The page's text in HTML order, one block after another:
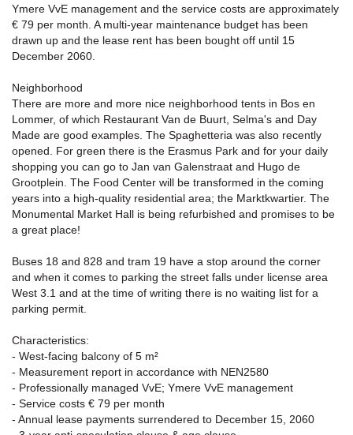
Ymere VvE management and the service costs are approximately
€ 79 per month. A multi-year maintenance budget has been
drawn up and the lease rent has been bought off until 15
December 2060.
Neighborhood
There are more and more nice neighborhood tents in Bos en
Lommer, of which Restaurant Van de Buurt, Selma's and Day
Made are good examples. The Spaghetteria was also recently
opened. For green there is the Erasmus Park and for your daily
shopping you can go to Jan van Galenstraat and Hugo de
Grootplein. The Food Center will be transformed in the coming
years into a high-quality residential area; the Marktkwartier. The
Monumental Market Hall is being refurbished and promises to be
a great place!
Buses 18 and 828 and tram 19 have a stop around the corner
and when it comes to parking the street falls under license area
West 3.1 and at the time of writing there is no waiting list for a
parking permit.
Characteristics:
- West-facing balcony of 5 m²
- Measurement report in accordance with NEN2580
- Professionally managed VvE; Ymere VvE management
- Service costs € 79 per month
- Annual lease payments surrendered to December 15, 2060